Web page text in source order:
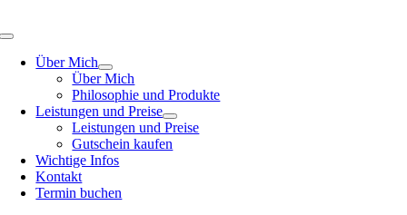
Inhalt
Toggle
NavigationÜber Mich
Über Mich
Philosophie und Produkte
Leistungen und Preise
Leistungen und Preise
Gutschein kaufen
Wichtige Infos
Kontakt
Termin buchen